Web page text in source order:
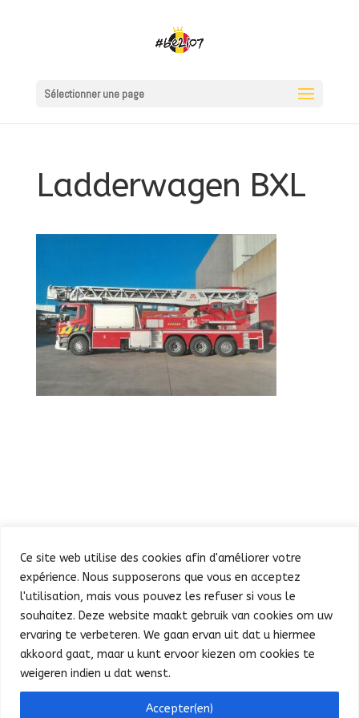
Ce site web utilise des cookies afin d'améliorer votre
expérience. Nous supposerons que vous en acceptez
l'utilisation, mais vous pouvez les refuser si vous le
souhaitez. Deze website maakt gebruik van cookies om uw
ervaring te verbeteren. We gaan ervan uit dat u hiermee
akkoord gaat, maar u kunt ervoor kiezen om cookies te
weigeren indien u dat wenst.
Accepter(en)
Sélectionner une page
Ladderwagen BXL
Défilé
Fête au Parc
Concert et feu d’artifice
Presse
Bonjour ! Puis-je vous aider ?